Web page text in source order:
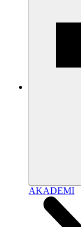
AKADEMI